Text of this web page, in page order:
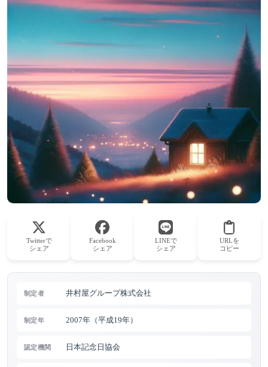
Twitterで
シェア
Facebook
シェア
LINEで
シェア
URLを
コピー
制定者 井村屋グループ株式会社
制定年 2007年（平成19年）
認定機関 日本記念日協会